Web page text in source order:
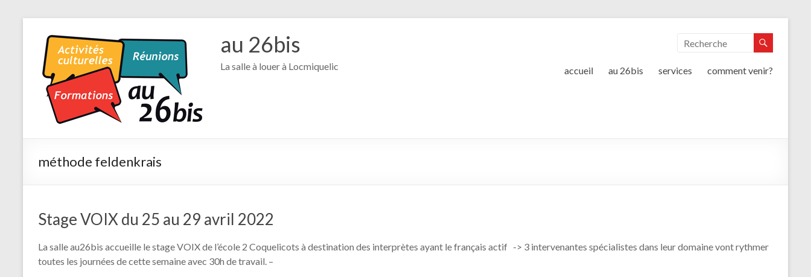
au 26bis
La salle à louer à Locmiquelic accueil au 26bis services comment venir?
méthode feldenkrais
Stage VOIX du 25 au 29 avril 2022
La salle au26bis accueille le stage VOIX de l’école 2 Coquelicots à destination des interprètes ayant le français actif -> 3 intervenantes spécialistes dans leur domaine vont rythmer
toutes les journées de cette semaine avec 30h de travail. –